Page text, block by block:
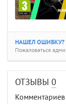
НАШЕЛ ОШИБКУ?
Пожаловаться
ОТЗЫВЫ 0
Комментариев